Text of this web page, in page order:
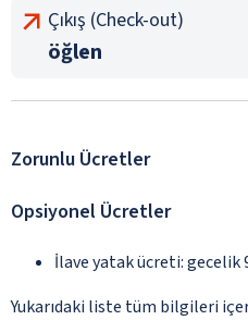
Çıkış (Check-out)
öğlen
Zorunlu Ücretler
Opsiyonel Ücretler
İlave yatak ücreti: gecelik
Yukarıdaki liste tüm bilgileri